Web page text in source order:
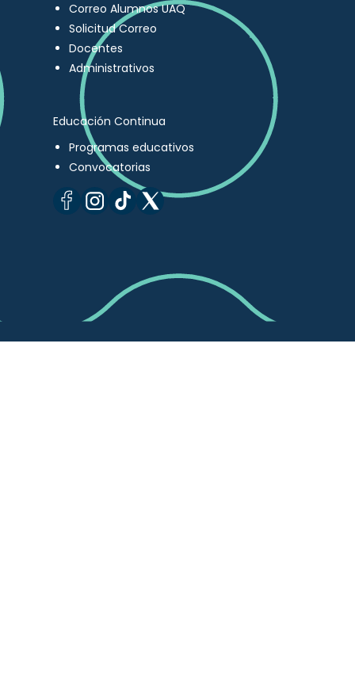
Correo Alumnos UAQ
Solicitud Correo
Docentes
Administrativos
Educación Continua
Programas educativos
Convocatorias